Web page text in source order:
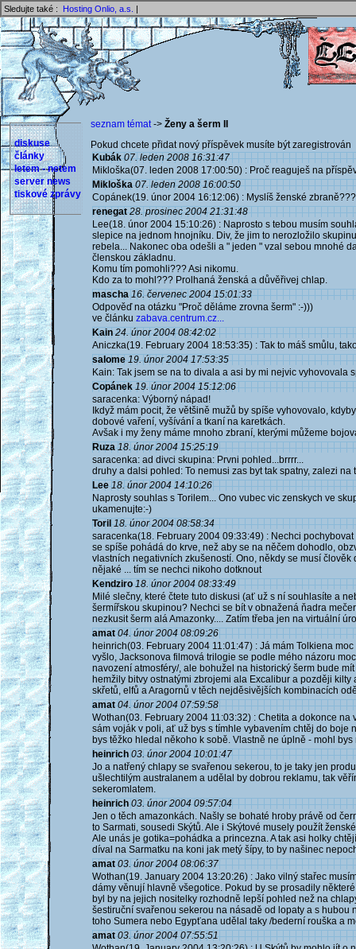
Sledujte také : Hosting Onlio, a.s. |
diskuse
články
letem - netem
server news
tiskové zprávy
seznam témat-> Ženy a šerm II
Pokud chcete přidat nový příspěvek musíte být
Kubák 07. leden 2008 16:31:47
Mikloška(07. leden 2008 17:00:50) : Proč reaguješ na
Mikloška 07. leden 2008 16:00:50
Copánek(19. únor 2004 16:12:06) : Myslíš ženské zbraně???
renegat 28. prosinec 2004 21:31:48
Lee(18. únor 2004 15:10:26) : Naprosto s tebou musím
slepice na jednom hnojníku. Div, že jim to nerozložilo
rebela... Nakonec oba odešli a " jeden " vzal sebou mnohé
členskou základnu.
Komu tím pomohli??? Asi nikomu.
Kdo za to mohl??? Prolhaná ženská a důvěřivej chlap.
mascha 16. červenec 2004 15:01:33
Odpověď na otázku "Proč děláme zrovna šerm" :-)))
ve článku zabava.centrum.cz...
Kain 24. únor 2004 08:42:02
Aniczka(19. February 2004 18:53:35) : Tak to máš smůlu,
salome 19. únor 2004 17:53:35
Kain: Tak jsem se na to divala a asi by mi nejvic vyhovovala
Copánek 19. únor 2004 15:12:06
saracenka: Výborný nápad!
Ikdyž mám pocit, že většině mužů by spíše vyhovovalo,
dobové vaření, vyšívání a tkaní na karetkách.
Avšak i my ženy máme mnoho zbraní, kterými můžeme
Ruza 18. únor 2004 15:25:19
saracenka: ad divci skupina: Prvni pohled...brrrr...
druhy a dalsi pohled: To nemusi zas byt tak spatny, zalezi
Lee 18. únor 2004 14:10:26
Naprosty souhlas s Torilem... Ono vubec vic zenskych ve
ukamenujte:-)
Toril 18. únor 2004 08:58:34
saracenka(18. February 2004 09:33:49) : Nechci
se spíše pohádá do krve, než aby se na něčem dohodlo,
vlastních negativních zkušeností. Ono, někdy se musí
nějaké ... tím se nechci nikoho dotknout
Kendziro 18. únor 2004 08:33:49
Milé slečny, které čtete tuto diskusi (ať už s ní souhlasíte a
šermířskou skupinou? Nechci se bít v obnažená ňadra
nezkusit šerm alá Amazonky.... Zatím třeba jen na virtuální
amat 04. únor 2004 08:09:26
heinrich(03. February 2004 11:01:47) : Já mám Tolkiena
vyšlo, Jacksonova filmová trilogie se podle mého názoru
navození atmosféry/, ale bohužel na historický šerm bude
hemžily bitvy ostnatými zbrojemi ala Excalibur a později
skřetů, elfů a Aragornů v těch nejděsivějších kombinacích
amat 04. únor 2004 07:59:58
Wothan(03. February 2004 11:03:32) : Chetita a dokonce
sám voják v poli, ať už bys s tímhle vybavením chtěj do boje
bys těžko hledal někoho k sobě. Vlastně ne úplně - mohl
heinrich 03. únor 2004 10:01:47
Jo a natřený chlapy se svařenou sekerou, to je taky jen
ušlechtilým australanem a udělal by dobrou reklamu, tak
sekeromlatem.
heinrich 03. únor 2004 09:57:04
Jen o těch amazonkách. Našly se bohaté hroby právě od
to Sarmati, sousedi Skýtů. Ale i Skýtové musely použít
Ale unás je gotika=pohádka a princezna. A tak asi holky
díval na Sarmatku na koni jak metý šípy, to by našinec
amat 03. únor 2004 08:06:37
Wothan(19. January 2004 13:20:26) : Jako vilný stařec
dámy věnují hlavně všegotice. Pokud by se prosadily
byl by na jejich nositelky rozhodně lepší pohled než na
šestiruční svařenou sekerou na násadě od lopaty a s
toho Sumera nebo Egypťana udělal taky /bederní rouška a
amat 03. únor 2004 07:55:51